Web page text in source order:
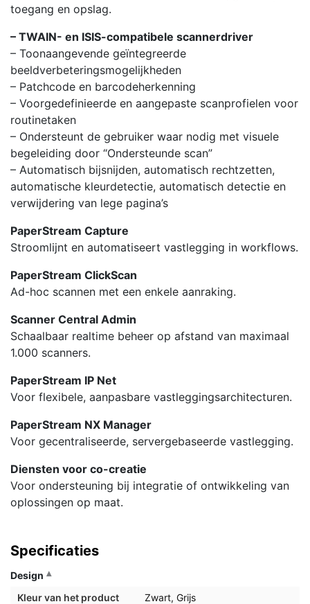
toegang en opslag.
– TWAIN- en ISIS-compatibele scannerdriver
– Toonaangevende geïntegreerde
beeldverbeteringsmogelijkheden
– Patchcode en barcodeherkenning
– Voorgedefinieerde en aangepaste scanprofielen voor
routinetaken
– Ondersteunt de gebruiker waar nodig met visuele
begeleiding door “Ondersteunde scan”
– Automatisch bijsnijden, automatisch rechtzetten,
automatische kleurdetectie, automatisch detectie en
verwijdering van lege pagina’s
PaperStream Capture
Stroomlijnt en automatiseert vastlegging in workflows.
PaperStream ClickScan
Ad-hoc scannen met een enkele aanraking.
Scanner Central Admin
Schaalbaar realtime beheer op afstand van maximaal
1.000 scanners.
PaperStream IP Net
Voor flexibele, aanpasbare vastleggingsarchitecturen.
PaperStream NX Manager
Voor gecentraliseerde, servergebaseerde vastlegging.
Diensten voor co-creatie
Voor ondersteuning bij integratie of ontwikkeling van
oplossingen op maat.
Specificaties
Design
Kleur van het product
Zwart, Grijs